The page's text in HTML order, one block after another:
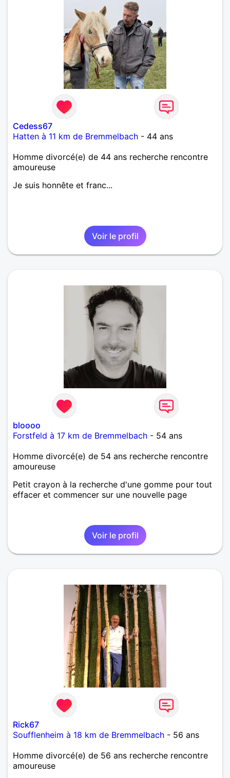
Cedess67
Hatten à 11 km de Bremmelbach - 44 ans
Homme divorcé(e) de 44 ans recherche rencontre
amoureuse
Je suis honnête et franc...
Voir le profil
bloooo
Forstfeld à 17 km de Bremmelbach - 54 ans
Homme divorcé(e) de 54 ans recherche rencontre
amoureuse
Petit crayon à la recherche d'une gomme pour tout
effacer et commencer sur une nouvelle page
Voir le profil
Rick67
Soufflenheim à 18 km de Bremmelbach - 56 ans
Homme divorcé(e) de 56 ans recherche rencontre
amoureuse